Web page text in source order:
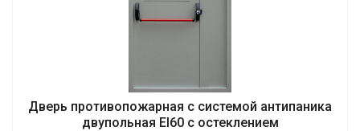
Дверь противопожарная с системой антипаника
двупольная EI60 с остеклением